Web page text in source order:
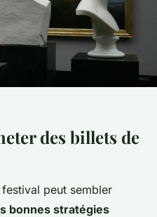
des billets de
peut sembler
bonnes stratégies